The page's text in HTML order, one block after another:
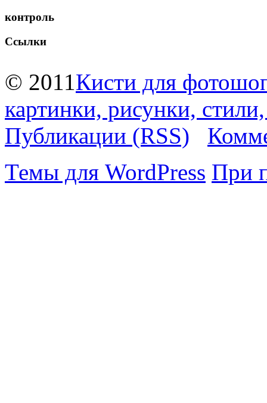
контроль
Ссылки
© 2011Кисти для
картинки, рисунки,
Публикации (RSS)
Темы для WordPress При